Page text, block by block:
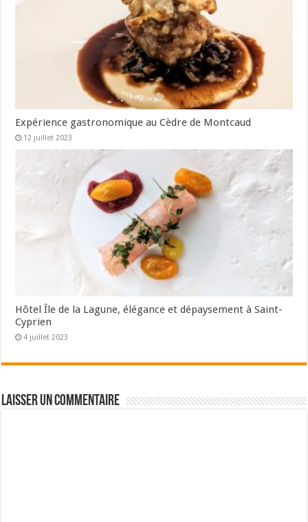
Expérience gastronomique au Cèdre de Montcaud
12 juillet 2023
Hôtel Île de la Lagune, élégance et dépaysement à Saint-
Cyprien
4 juillet 2023
Laisser un commentaire